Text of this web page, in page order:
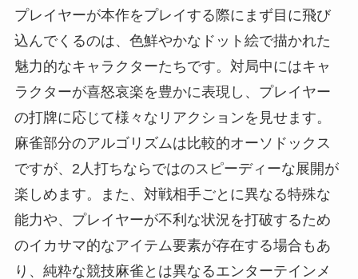
プレイヤーが本作をプレイする際にまず目に飛び
込んでくるのは、色鮮やかなドット絵で描かれた
魅力的なキャラクターたちです。対局中にはキャ
ラクターが喜怒哀楽を豊かに表現し、プレイヤー
の打牌に応じて様々なリアクションを見せます。
麻雀部分のアルゴリズムは比較的オーソドックス
ですが、2人打ちならではのスピーディーな展開が
楽しめます。また、対戦相手ごとに異なる特殊な
能力や、プレイヤーが不利な状況を打破するため
のイカサマ的なアイテム要素が存在する場合もあ
り、純粋な競技麻雀とは異なるエンターテインメ